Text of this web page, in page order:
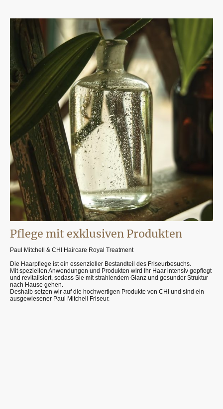
Pflege mit exklusiven Produkten
Paul Mitchell & CHI Haircare Royal Treatment
Die Haarpflege ist ein essenzieller Bestandteil des Friseurbesuchs.
Mit speziellen Anwendungen und Produkten wird Ihr Haar intensiv gepflegt
und revitalisiert, sodass Sie mit strahlendem Glanz und gesunder Struktur
nach Hause gehen.
Deshalb setzen wir auf die hochwertigen Produkte von CHI und sind ein
ausgewiesener Paul Mitchell Friseur.